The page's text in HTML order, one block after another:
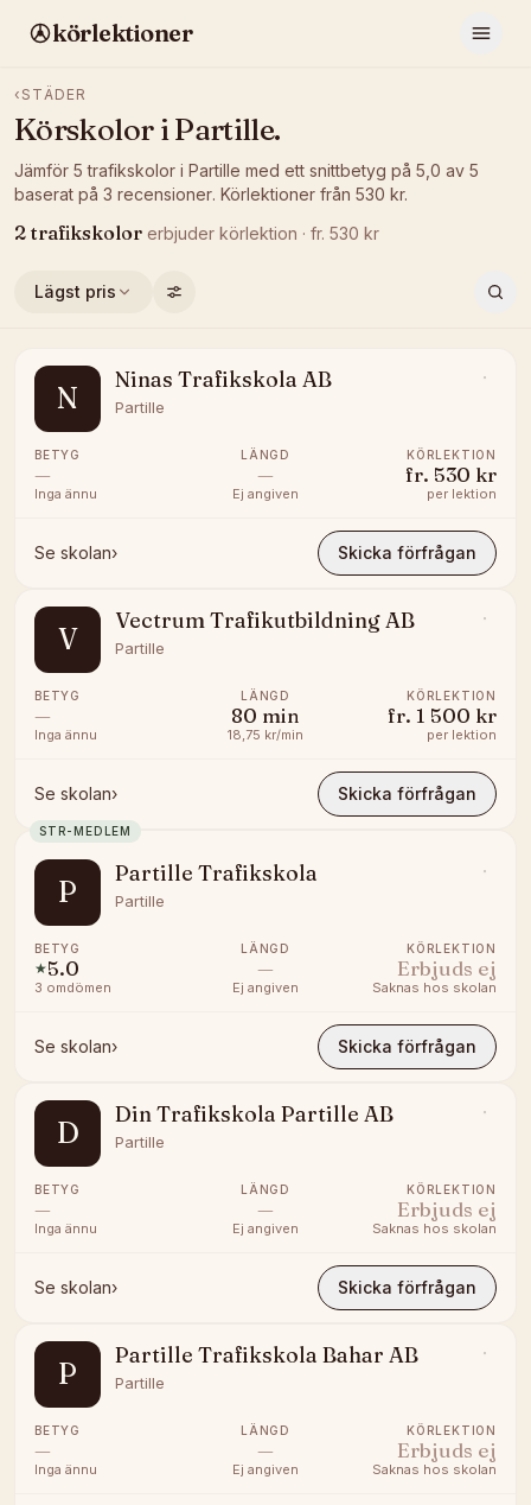
körlektioner
‹ STÄDER
Körskolor iPartille.
Jämför 5 trafikskolor i Partille med ett snittbetyg på 5,0 av 5
baserat på 3 recensioner. Körlektioner från 530 kr.
2 trafikskolor erbjuder körlektion · fr. 530 kr
Lägst pris
N
Ninas Trafikskola AB
Partille
BETYG
—
Inga ännu
LÄNGD
—
Ej angiven
KÖRLEKTION
fr. 530 kr
per lektion
Se skolan› Skicka förfrågan
V
Vectrum Trafikutbildning AB
Partille
BETYG
—
Inga ännu
LÄNGD
80 min
18,75 kr/min
KÖRLEKTION
fr. 1 500 kr
per lektion
Se skolan› Skicka förfrågan
STR-MEDLEM
P
Partille Trafikskola
Partille
BETYG
★5.0
3 omdömen
LÄNGD
—
Ej angiven
KÖRLEKTION
Erbjuds ej
Saknas hos skolan
Se skolan› Skicka förfrågan
D
Din Trafikskola Partille AB
Partille
BETYG
—
Inga ännu
LÄNGD
—
Ej angiven
KÖRLEKTION
Erbjuds ej
Saknas hos skolan
Se skolan› Skicka förfrågan
P
Partille Trafikskola Bahar AB
Partille
BETYG
—
Inga ännu
LÄNGD
—
Ej angiven
KÖRLEKTION
Erbjuds ej
Saknas hos skolan